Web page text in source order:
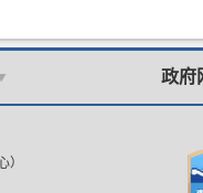
政府
）